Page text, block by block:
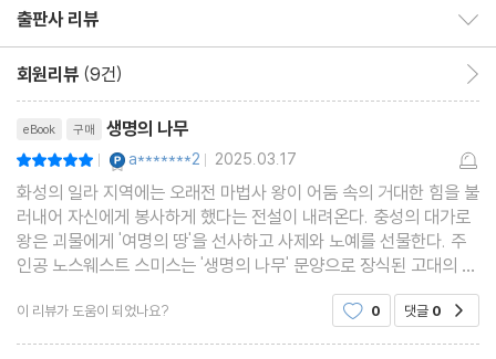
고 침대에서 지내는 시간이 많았다. 이 시기 그녀는 각종 잡지와 책
등을 통해서 판타지와 SF 쟝르의 소설들을 탐독했다고 한다.
그녀가 첫 작품 활동을 시작한 것은, 대 공황으로 인해서 대학교를
표되었다. 그중 하나는 '노스웨스트 스미스'라는 주인공이 태양계를
여행하면서 각종 모험담을 겪는 이야기였고 (본 소설 역시 이 '노스
웨스트 스미스' 시리즈 중 하나이다), 다른 하나는 '조이리의 지렐'이
라는 여자를 주인공으로 하는 마법 판타지 소설이었다. 이 두 소설
은, 주인공과 설정을 공유하는 단편들의 시리즈로 발전하였다.
노스웨스트 스미스 시리즈 중 상업적으로 판매된 첫번째 소설은 ‘샴
출판사 리뷰
회원리뷰 (9건)
eBook 구매 생명의 나무
| a*******2 | 2025.03.17
화성의 일라 지역에는 오래전 마법사 왕이 어둠 속의 거대한 힘을 불
러내어 자신에게 봉사하게 했다는 전설이 내려온다. 충성의 대가로
왕은 괴물에게 '여명의 땅'을 선사하고 사제와 노예를 선물한다. 주
인공 노스웨스트 스미스는 '생명의 나무' 문양으로 장식된 고대의 우
물 근처에서 눈 먼 소녀를 만나게 되고, 그녀의 이끌림에 따라서 낯
선 세계를 헤맨다. 그녀가 인도하는 운명의 끝
이 리뷰가 도움이 되었나요? 0 댓글 0